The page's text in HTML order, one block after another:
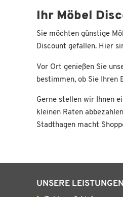
Ihr Möbel
Sie möchten günstige
Discount gefallen. Hier
Vor Ort genießen Sie
bestimmen, ob Sie Ihren
Gerne stellen wir Ihnen
kleinen Raten
Stadthagen macht
UNSERE LEISTUNGEN